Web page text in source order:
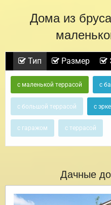
Дома из
Тип Размер
с маленькой террасой с
с большой террасой с
с гаражом с террасой
Дачные